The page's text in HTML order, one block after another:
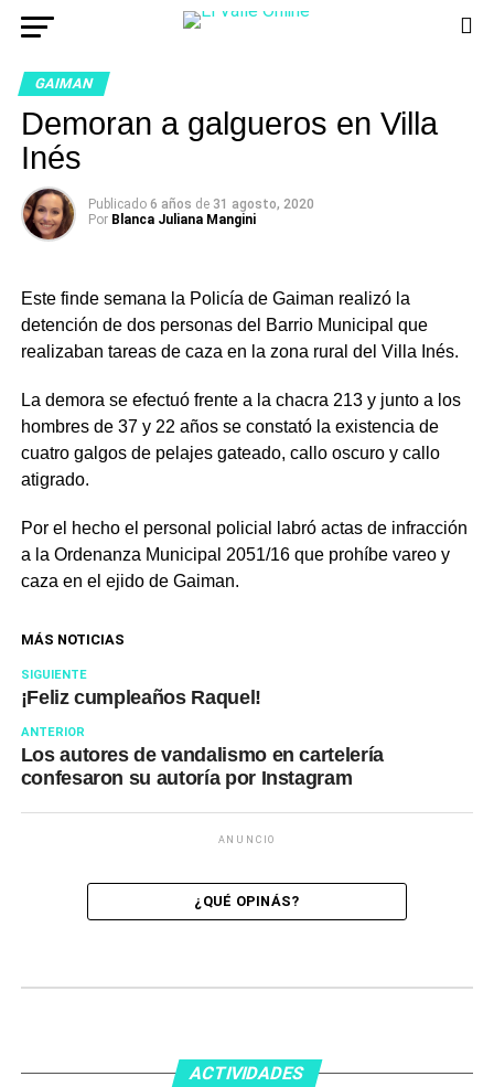
GAIMAN
Demoran a galgueros en Villa
Inés
Publicado 6 años de 31 agosto, 2020
Por Blanca Juliana Mangini
Este finde semana la Policía de Gaiman realizó la
detención de dos personas del Barrio Municipal que
realizaban tareas de caza en la zona rural del Villa Inés.
La demora se efectuó frente a la chacra 213 y junto a los
hombres de 37 y 22 años se constató la existencia de
cuatro galgos de pelajes gateado, callo oscuro y callo
atigrado.
Por el hecho el personal policial labró actas de infracción
a la Ordenanza Municipal 2051/16 que prohíbe vareo y
caza en el ejido de Gaiman.
MÁS NOTICIAS
SIGUIENTE
¡Feliz cumpleaños Raquel!
ANTERIOR
Los autores de vandalismo en cartelería
confesaron su autoría por Instagram
ANUNCIO
¿QUÉ OPINÁS?
ACTIVIDADES